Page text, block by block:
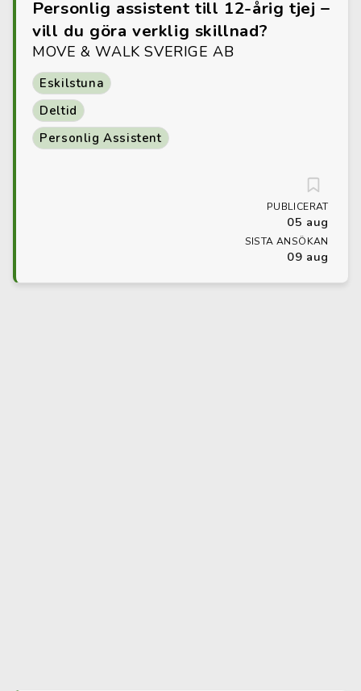
Personlig assistent till 12-årig tjej –
vill du göra verklig skillnad?
MOVE & WALK SVERIGE AB
Eskilstuna
Deltid
Personlig Assistent
PUBLICERAT
05 aug
SISTA ANSÖKAN
09 aug